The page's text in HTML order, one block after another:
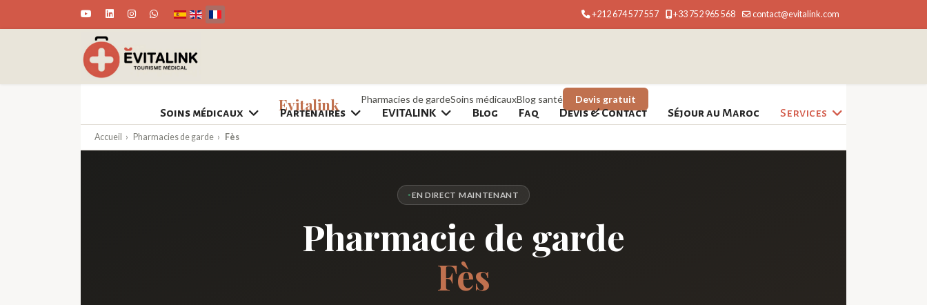
Sélectionnez votre langue +212 674 577 557 +33 752 965 568 contact@evitalink.com
Soins médicaux Partenaires EVITALINK Blog Faq Devis & Contact Séjour au Maroc Services
Evitalink Pharmacies de gardeSoins médicauxBlog santé Devis gratuit
Accueil › Pharmacies de garde › Fès
EN DIRECT MAINTENANT
Pharmacie de garde
Fès